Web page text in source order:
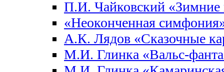
П.И. Чайковский «Зимние
«Неоконченная
А.К. Лядов «Сказочные
М.И. Глинка «Вальс-